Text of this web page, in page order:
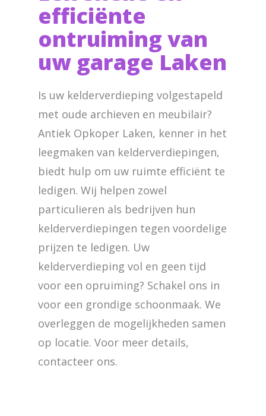
efficiënte
ontruiming van
uw garage Laken
Is uw kelderverdieping volgestapeld
met oude archieven en meubilair?
Antiek Opkoper Laken, kenner in het
leegmaken van kelderverdiepingen,
biedt hulp om uw ruimte efficiënt te
ledigen. Wij helpen zowel
particulieren als bedrijven hun
kelderverdiepingen tegen voordelige
prijzen te ledigen. Uw
kelderverdieping vol en geen tijd
voor een opruiming? Schakel ons in
voor een grondige schoonmaak. We
overleggen de mogelijkheden samen
op locatie. Voor meer details,
contacteer ons.